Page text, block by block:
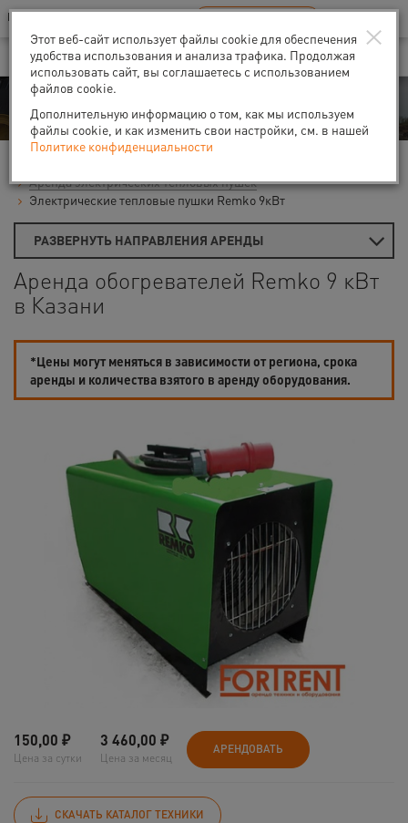
Ваш город:Казань
В Вашем регионе нет наших офисов RU EN
Аренда
Аренда электрических тепловых пушек
Электрические тепловые пушки Remko 9кВт
РАЗВЕРНУТЬ НАПРАВЛЕНИЯ АРЕНДЫ
Аренда обогревателей Remko 9 кВт
в Казани
*Цены могут меняться в зависимости от региона, срока
аренды и количества взятого в аренду оборудования.
150,00 ₽
Цена за сутки
3 460,00 ₽
Цена за месяц
АРЕНДОВАТЬ
СКАЧАТЬ КАТАЛОГ ТЕХНИКИ
×
Этот веб-сайт использует файлы cookie для обеспечения
удобства использования и анализа трафика. Продолжая
использовать сайт, вы соглашаетесь с использованием
файлов cookie.
Дополнительную информацию о том, как мы используем
файлы cookie, и как изменить свои настройки, см. в нашей
Политике конфиденциальности